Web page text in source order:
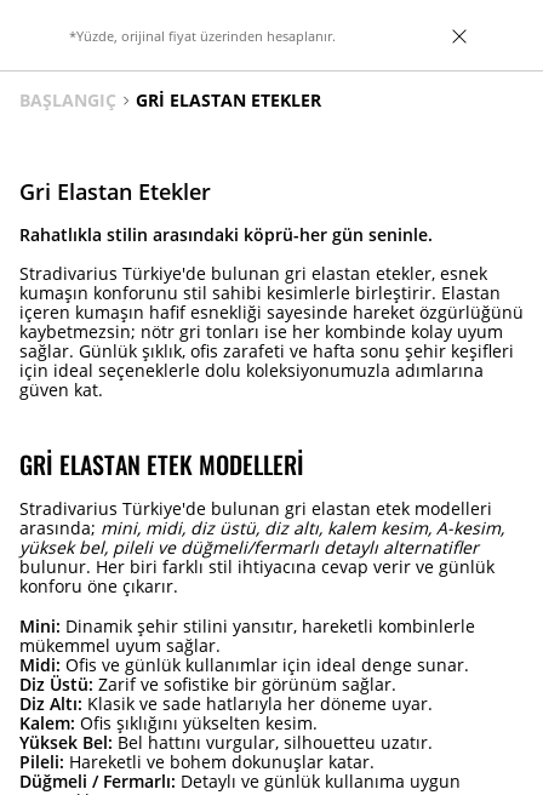
*Yüzde, orijinal fiyat üzerinden hesaplanır.
BAŞLANGIÇ GRI ELASTAN ETEKLER
Gri Elastan Etekler
Rahatlıkla stilin arasındaki köprü-her gün seninle.
Stradivarius Türkiye'de bulunan gri elastan etekler, esnek
kumaşın konforunu stil sahibi kesimlerle birleştirir. Elastan
içeren kumaşın hafif esnekliği sayesinde hareket özgürlüğünü
kaybetmezsin; nötr gri tonları ise her kombinde kolay uyum
sağlar. Günlük şıklık, ofis zarafeti ve hafta sonu şehir keşifleri
için ideal seçeneklerle dolu koleksiyonumuzla adımlarına
güven kat.
GRI ELASTAN ETEK MODELLERI
Stradivarius Türkiye'de bulunan gri elastan etek modelleri
arasında; mini, midi, diz üstü, diz altı, kalem kesim, A-kesim,
yüksek bel, pileli ve düğmeli/fermarlı detaylı alternatifler
bulunur. Her biri farklı stil ihtiyacına cevap verir ve günlük
konforu öne çıkarır.
Mini: Dinamik şehir stilini yansıtır, hareketli kombinlerle
mükemmel uyum sağlar.
Midi: Ofis ve günlük kullanımlar için ideal denge sunar.
Diz Üstü: Zarif ve sofistike bir görünüm sağlar.
Diz Altı: Klasik ve sade hatlarıyla her döneme uyar.
Kalem: Ofis şıklığını yükselten kesim.
Yüksek Bel: Bel hattını vurgular, silhouetteu uzatır.
Pileli: Hareketli ve bohem dokunuşlar katar.
Düğmeli / Fermarlı: Detaylı ve günlük kullanıma uygun